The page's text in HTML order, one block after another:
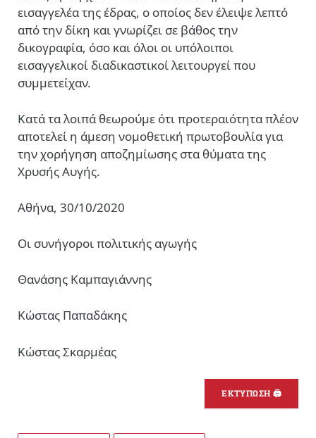
εισαγγελέα της έδρας, ο οποίος δεν έλειψε λεπτό
από την δίκη και γνωρίζει σε βάθος την
δικογραφία, όσο και όλοι οι υπόλοιποι
εισαγγελικοί διαδικαστικοί λειτουργεί που
συμμετείχαν.
Κατά τα λοιπά θεωρούμε ότι προτεραιότητα πλέον
αποτελεί η άμεση νομοθετική πρωτοβουλία για
την χορήγηση αποζημίωσης στα θύματα της
Χρυσής Αυγής.
Αθήνα, 30/10/2020
Οι συνήγοροι πολιτικής αγωγής
Θανάσης Καμπαγιάννης
Κώστας Παπαδάκης
Κώστας Σκαρμέας
ΕΚΤΥΠΩΣΗ 🖨